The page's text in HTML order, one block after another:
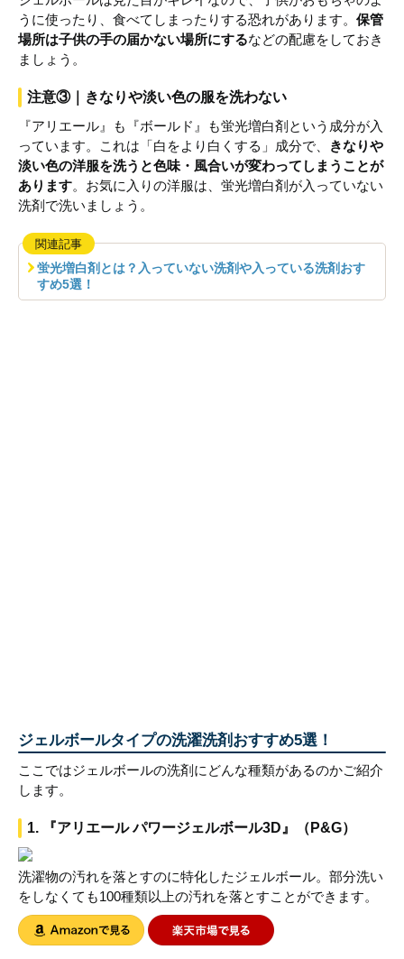
うに使ったり、食べてしまったりする恐れがあります。 保管
場所は子供の手の届かない場所にするなどの配慮をしておき
ましょう。
注意③｜きなりや淡い色の服を洗わない
『アリエール』も『ボールド』も蛍光増白剤という成分が入
っています。これは「白をより白くする」成分で、
きなりや
淡い色の洋服を洗うと色味・風合いが変わってしまうことが
あります。お気に入りの洋服は、蛍光増白剤が入っていない
洗剤で洗いましょう。
関連記事
蛍光増白剤とは？入っていない洗剤や入っている洗剤おす
すめ5選！
ジェルボールタイプの洗濯洗剤おすすめ5選！
ここではジェルボールの洗剤にどんな種類があるのかご紹介
します。
1. 『アリエール パワージェルボール3D』（P&G）
洗濯物の汚れを落とすのに特化したジェルボール。部分洗い
をしなくても100種類以上の汚れを落とすことができます。